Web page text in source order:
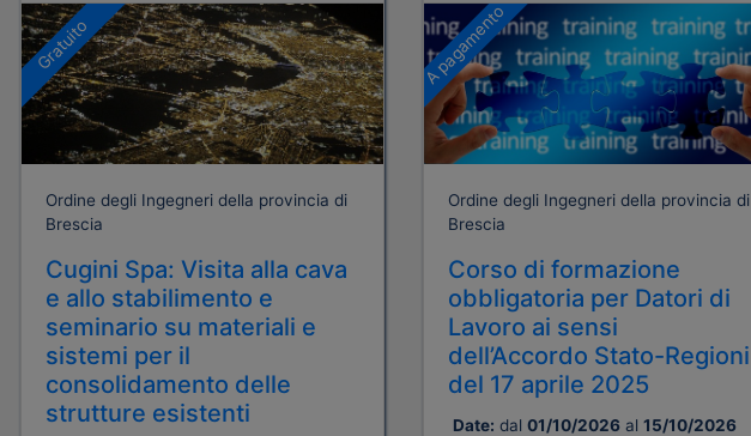
Gratuito
Ordine degli Ingegneri della provincia di
Brescia
Cugini Spa: Visita alla cava
e allo stabilimento e
seminario su materiali e
sistemi per il
consolidamento delle
strutture esistenti
A pagamento
Ordine degli Ingegneri della provincia di
Brescia
Corso di formazione
obbligatoria per Datori di
Lavoro ai sensi
dell’Accordo Stato-Regioni
del 17 aprile 2025
Date: dal 01/10/2026al 15/10/2026